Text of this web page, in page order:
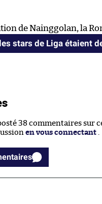
de Nainggolan, la
stars de Liga étaient
38 commentaires sur
en vous connectant .
commentaires